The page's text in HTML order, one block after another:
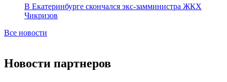
В Екатеринбурге скончался экс-замминистра ЖКХ
Чикризов
Все новости
Новости партнеров